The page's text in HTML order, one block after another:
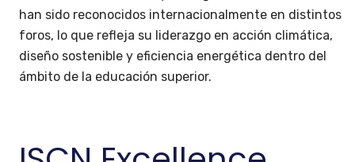
han sido reconocidos internacionalmente en distintos
foros, lo que refleja su liderazgo en acción climática,
diseño sostenible y eficiencia energética dentro del
ámbito de la educación superior.